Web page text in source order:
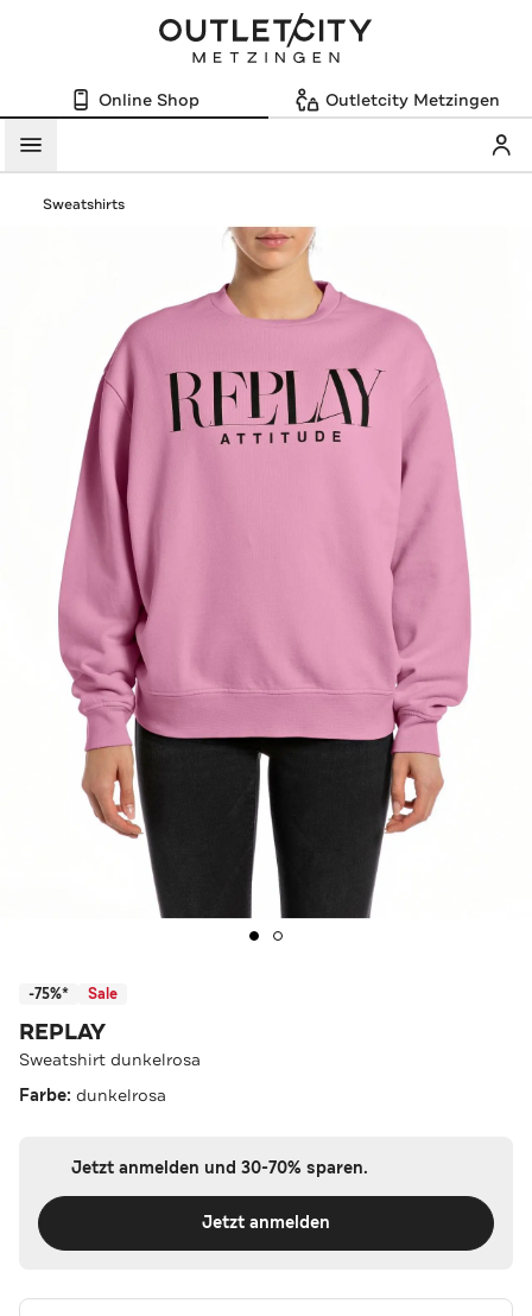
Online Shop Outletcity Metzingen
Menü
Sweatshirts
-75%* Sale
REPLAY
Sweatshirt dunkelrosa
Farbe: dunkelrosa
Jetzt anmelden und 30-70% sparen.
Jetzt anmelden